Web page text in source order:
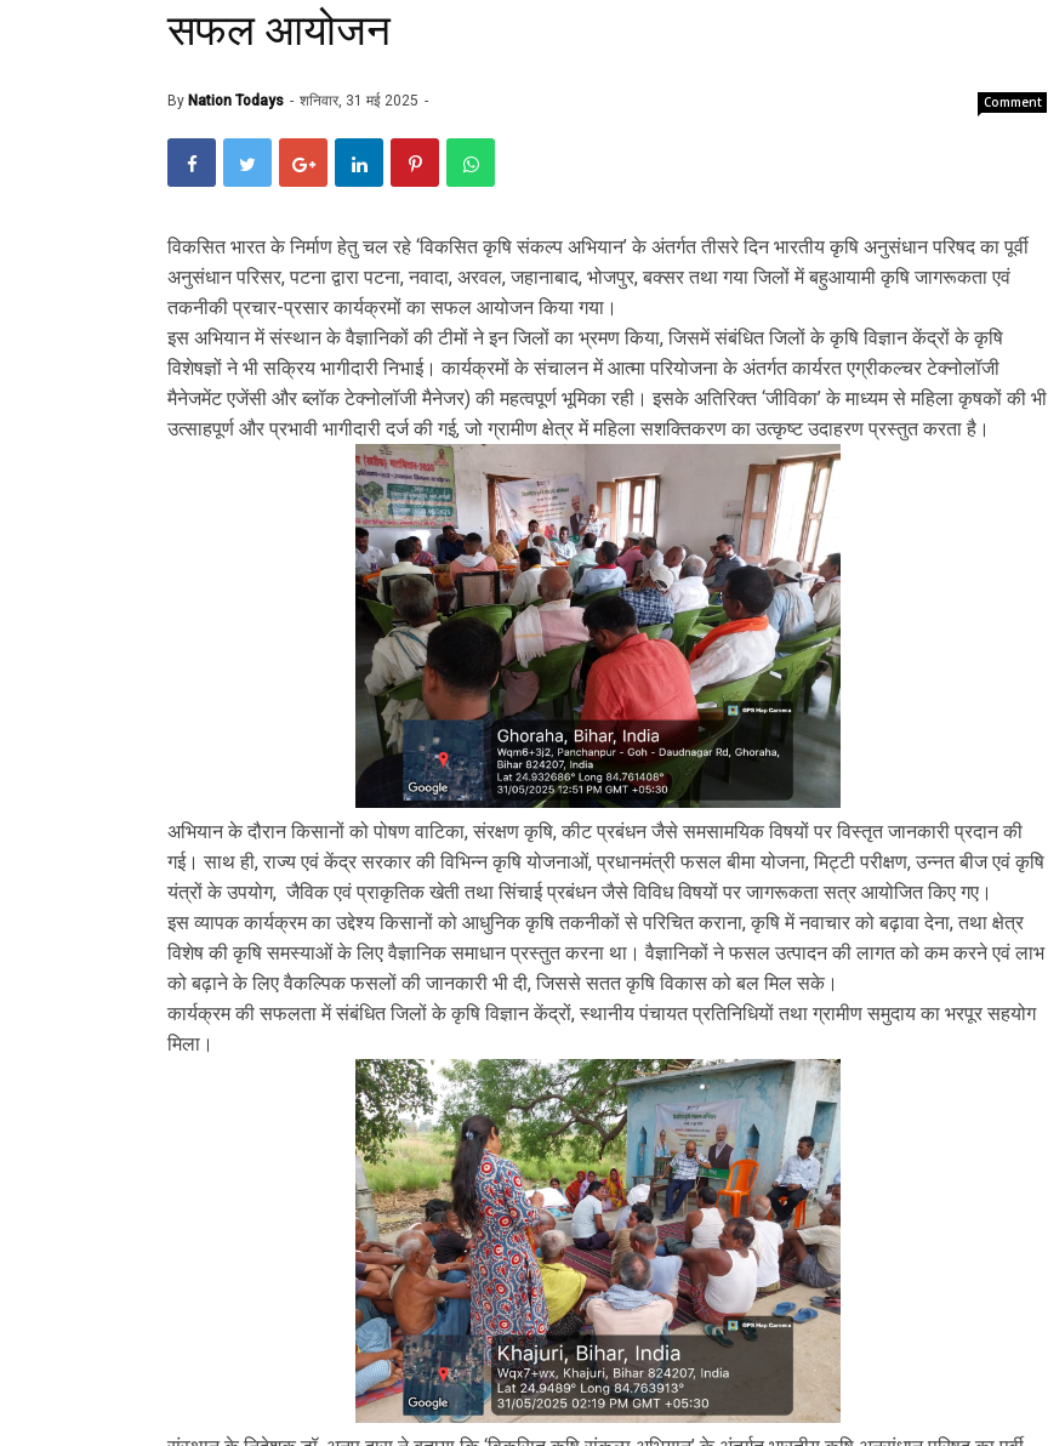
सफल आयोजन
By Nation Todays शनिवार, 31 मई 2025 Comment
विकसित भारत के निर्माण हेतु चल रहे ‘विकसित कृषि संकल्प अभियान’ के अंतर्गत तीसरे दिन भारतीय कृषि अनुसंधान परिषद का पूर्वी
अनुसंधान परिसर, पटना द्वारा पटना, नवादा, अरवल, जहानाबाद, भोजपुर, बक्सर तथा गया जिलों में बहुआयामी कृषि जागरूकता एवं
तकनीकी प्रचार-प्रसार कार्यक्रमों का सफल आयोजन किया गया।
इस अभियान में संस्थान के वैज्ञानिकों की टीमों ने इन जिलों का भ्रमण किया, जिसमें संबंधित जिलों के कृषि विज्ञान केंद्रों के कृषि
विशेषज्ञों ने भी सक्रिय भागीदारी निभाई। कार्यक्रमों के संचालन में आत्मा परियोजना के अंतर्गत कार्यरत एग्रीकल्चर टेक्नोलॉजी
मैनेजमेंट एजेंसी और ब्लॉक टेक्नोलॉजी मैनेजर) की महत्वपूर्ण भूमिका रही। इसके अतिरिक्त ‘जीविका’ के माध्यम से महिला कृषकों की भी
उत्साहपूर्ण और प्रभावी भागीदारी दर्ज की गई, जो ग्रामीण क्षेत्र में महिला सशक्तिकरण का उत्कृष्ट उदाहरण प्रस्तुत करता है।
अभियान के दौरान किसानों को पोषण वाटिका, संरक्षण कृषि, कीट प्रबंधन जैसे समसामयिक विषयों पर विस्तृत जानकारी प्रदान की
गई। साथ ही, राज्य एवं केंद्र सरकार की विभिन्न कृषि योजनाओं, प्रधानमंत्री फसल बीमा योजना, मिट्टी परीक्षण, उन्नत बीज एवं कृषि
यंत्रों के उपयोग, जैविक एवं प्राकृतिक खेती तथा सिंचाई प्रबंधन जैसे विविध विषयों पर जागरूकता सत्र आयोजित किए गए।
इस व्यापक कार्यक्रम का उद्देश्य किसानों को आधुनिक कृषि तकनीकों से परिचित कराना, कृषि में नवाचार को बढ़ावा देना, तथा क्षेत्र
विशेष की कृषि समस्याओं के लिए वैज्ञानिक समाधान प्रस्तुत करना था। वैज्ञानिकों ने फसल उत्पादन की लागत को कम करने एवं लाभ
को बढ़ाने के लिए वैकल्पिक फसलों की जानकारी भी दी, जिससे सतत कृषि विकास को बल मिल सके।
कार्यक्रम की सफलता में संबंधित जिलों के कृषि विज्ञान केंद्रों, स्थानीय पंचायत प्रतिनिधियों तथा ग्रामीण समुदाय का भरपूर सहयोग
मिला।